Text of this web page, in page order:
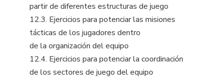
partir de diferentes estructuras de juego
12.3. Ejercicios para potenciar las misiones
tácticas de los jugadores dentro
de la organización del equipo
12.4. Ejercicios para potenciar la coordinación
de los sectores de juego del equipo